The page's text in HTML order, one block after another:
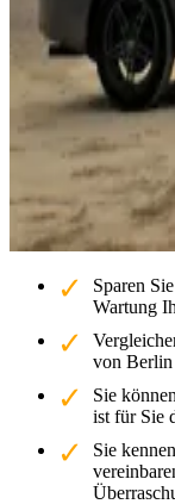
Sparen
Wartung
von Berlin
Sie
ist für Sie
Sie